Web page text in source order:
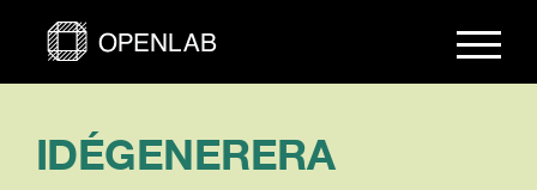
IDÉGENERERA